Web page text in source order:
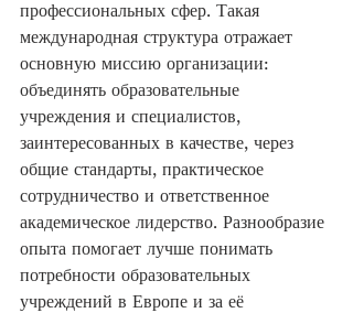
профессиональных сфер. Такая
международная структура отражает
основную миссию организации:
объединять образовательные
учреждения и специалистов,
заинтересованных в качестве, через
общие стандарты, практическое
сотрудничество и ответственное
академическое лидерство. Разнообразие
опыта помогает лучше понимать
потребности образовательных
учреждений в Европе и за её